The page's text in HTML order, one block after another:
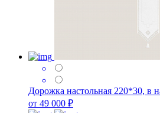
Дорожка настольная 220*30, в
от 49 000 ₽